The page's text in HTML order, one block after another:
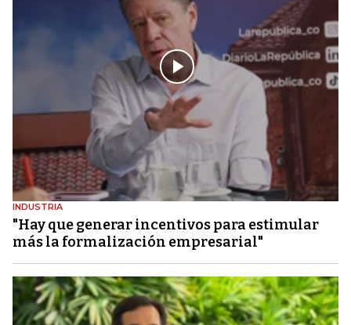
INDUSTRIA
"Hay que generar incentivos para estimular
más la formalización empresarial"